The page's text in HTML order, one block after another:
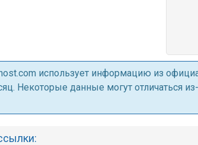
использует информацию из
Некоторые данные могут отличаться